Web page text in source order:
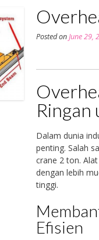
Posted onJune 29,
Dalam dunia
penting. Salah
crane 2 ton.
dengan lebih
tinggi.
Efisien